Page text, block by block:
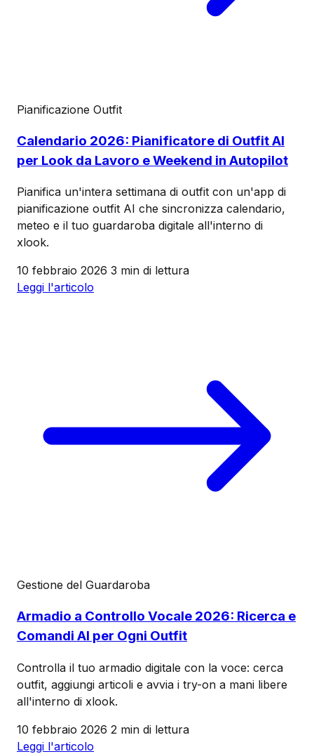
Pianificazione Outfit
Calendario 2026: Pianificatore di Outfit AI
per Look da Lavoro e Weekend in Autopilot
Pianifica un'intera settimana di outfit con un'app di
pianificazione outfit AI che sincronizza calendario,
meteo e il tuo guardaroba digitale all'interno di
xlook.
10 febbraio 2026 3 min di lettura
Leggi l'articolo
Gestione del Guardaroba
Armadio a Controllo Vocale 2026: Ricerca e
Comandi AI per Ogni Outfit
Controlla il tuo armadio digitale con la voce: cerca
outfit, aggiungi articoli e avvia i try-on a mani libere
all'interno di xlook.
10 febbraio 2026 2 min di lettura
Leggi l'articolo